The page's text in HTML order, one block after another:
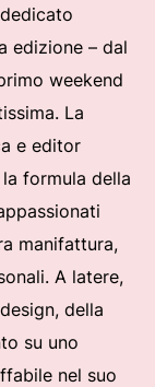
edizione – dal
weekend
La
e editor
formula della
manifattura,
A latere,
della
su uno
nel suo